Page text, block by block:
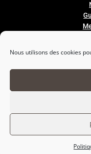
Nous utilisons des cookies